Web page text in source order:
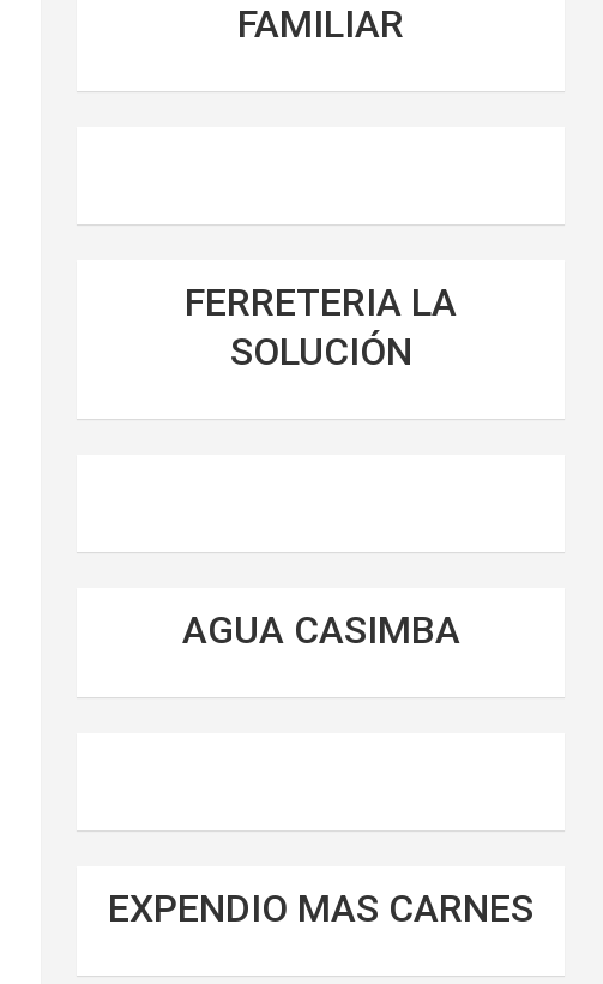
FAMILIAR
FERRETERIA LA
SOLUCIÓN
AGUA CASIMBA
EXPENDIO MAS CARNES